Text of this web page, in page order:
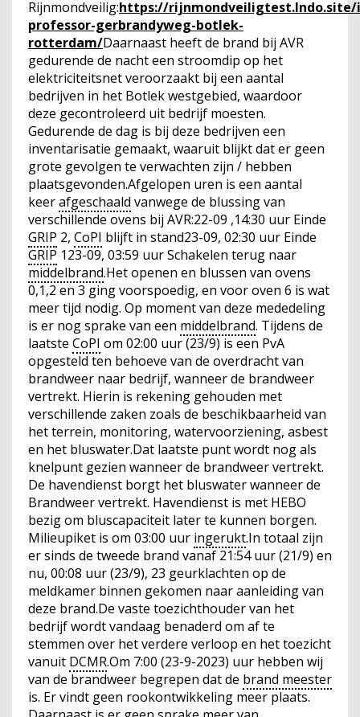
Rijnmondveilig:https://rijnmondveiligtest.lndo.site/
professor-gerbrandyweg-botlek-
rotterdam/Daarnaast heeft de brand bij AVR
gedurende de nacht een stroomdip op het
elektriciteitsnet veroorzaakt bij een aantal
bedrijven in het Botlek westgebied, waardoor
deze gecontroleerd uit bedrijf moesten.
Gedurende de dag is bij deze bedrijven een
inventarisatie gemaakt, waaruit blijkt dat er geen
grote gevolgen te verwachten zijn / hebben
plaatsgevonden.Afgelopen uren is een aantal
keerafgeschaald vanwege de blussing van
verschillende ovens bij AVR:22-09 ,14:30 uur Einde
GRIP 2, CoPI blijft in stand23-09, 02:30 uur Einde
GRIP 123-09, 03:59 uur Schakelen terug naar
middelbrand.Het openen en blussen van ovens
0,1,2 en 3 ging voorspoedig, en voor oven 6 is wat
meer tijd nodig. Op moment van deze mededeling
is er nog sprake van een middelbrand. Tijdens de
laatste CoPI om 02:00 uur (23/9) is een PvA
opgesteld ten behoeve van de overdracht van
brandweer naar bedrijf, wanneer de brandweer
vertrekt. Hierin is rekening gehouden met
verschillende zaken zoals de beschikbaarheid van
het terrein, monitoring, watervoorziening, asbest
en het bluswater.Dat laatste punt wordt nog als
knelpunt gezien wanneer de brandweer vertrekt.
De havendienst borgt het bluswater wanneer de
Brandweer vertrekt. Havendienst is met HEBO
bezig om bluscapaciteit later te kunnen borgen.
Milieupiket is om 03:00 uur ingerukt.In totaal zijn
er sinds de tweede brand vanaf 21:54 uur (21/9) en
nu, 00:08 uur (23/9), 23 geurklachten op de
meldkamer binnen gekomen naar aanleiding van
deze brand.De vaste toezichthouder van het
bedrijf wordt vandaag benaderd om af te
stemmen over het verdere verloop en het toezicht
vanuit DCMR.Om 7:00 (23-9-2023) uur hebben wij
van de brandweer begrepen dat de brand meester
is. Er vindt geen rookontwikkeling meer plaats.